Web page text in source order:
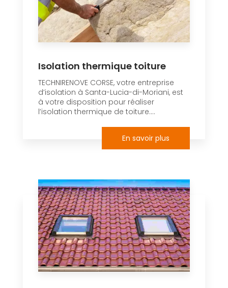
Isolation thermique toiture
TECHNIRENOVE CORSE, votre entreprise
d’isolation à Santa-Lucia-di-Moriani, est
à votre disposition pour réaliser
l’isolation thermique de toiture....
En savoir plus